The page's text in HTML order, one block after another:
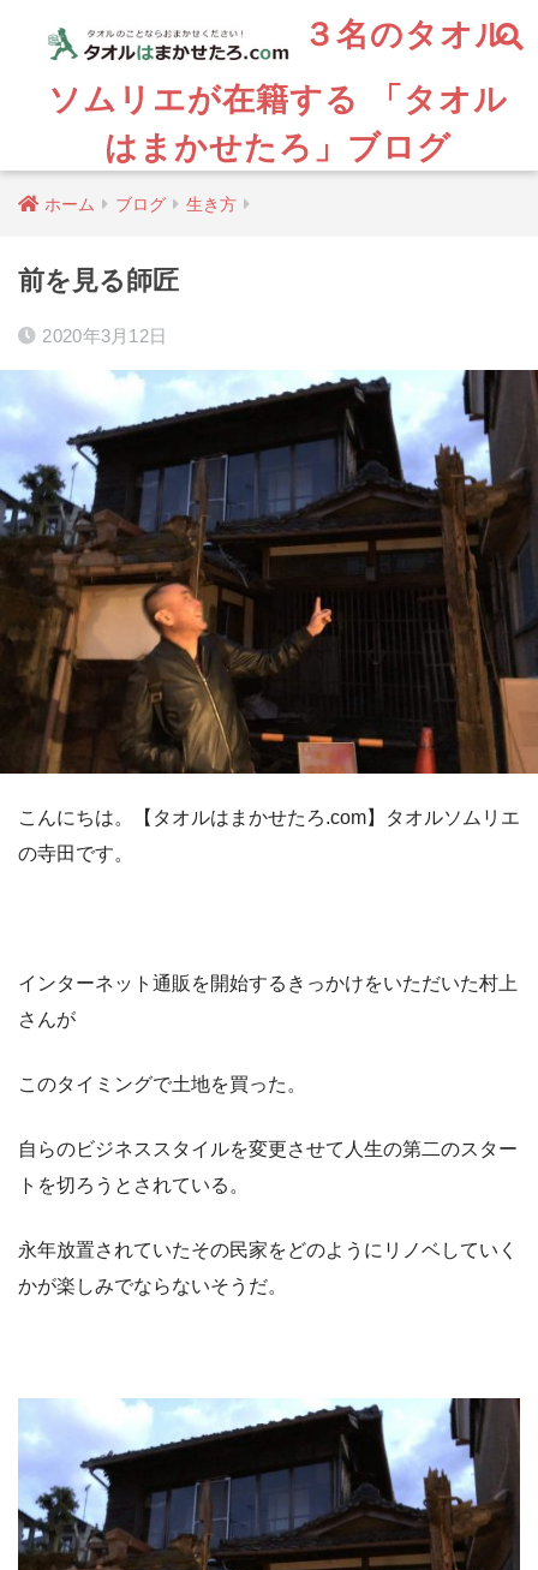
３名のタオル
ソムリエが在籍する 「タオル
はまかせたろ」ブログ
ホーム ブログ 生き方
前を見る師匠
2020年3月12日
こんにちは。【タオルはまかせたろ.com】タオルソムリエ
の寺田です。
インターネット通販を開始するきっかけをいただいた村上
さんが
このタイミングで土地を買った。
自らのビジネススタイルを変更させて人生の第二のスター
トを切ろうとされている。
永年放置されていたその民家をどのようにリノベしていく
かが楽しみでならないそうだ。